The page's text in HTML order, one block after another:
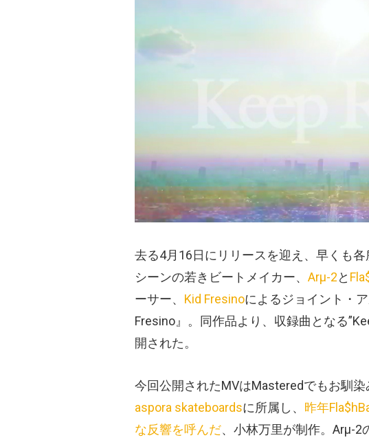
去る4月16日にリリースを迎え、早くも
シーンの若きビートメイカー、 Arµ-2と
ーサー、 Kid Fresinoによるジョイント・
Fresino』。同作品より、収録曲となる
開された。
今回公開されたMVはMasteredでもお馴染
aspora skateboardsに所属し、 昨年
な反響を呼んだ、小林万里が制作。Arµ-